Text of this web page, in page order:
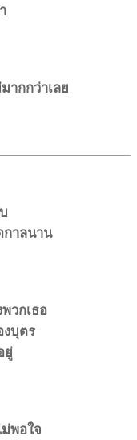
ากกว่าเลย
าลนาน
วกเธอ
บุตร
ยู่
พอใจ